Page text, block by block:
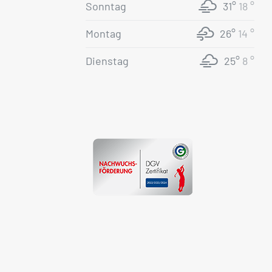
Sonntag 31° 18 °
Montag 26° 14 °
Dienstag 25° 8 °